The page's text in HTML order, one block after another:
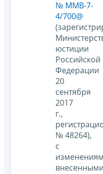
№ ММВ-7-
4/700@
юстиции
Российской
Федерации
20
сентября
2017
г.,
№ 48264),
с
внесенными